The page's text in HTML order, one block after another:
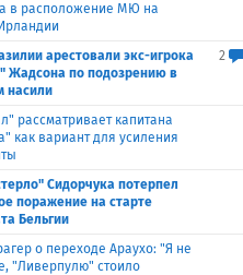
в расположение МЮ на
арестовали экс-игрока
Жадсона по подозрению в
насили
2
рассматривает капитана
как вариант для усиления
Сидорчука потерпел
поражение на старте
Бельгии
о переходе Араухо: "Я не
"Ливерпулю" стоило